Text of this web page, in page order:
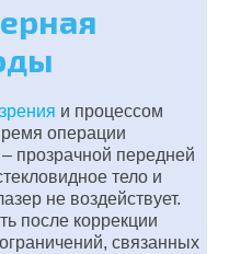
и процессом
операции
прозрачной передней
тело и
не воздействует.
после коррекции
связанных